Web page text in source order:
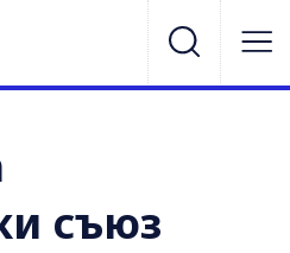
съюз